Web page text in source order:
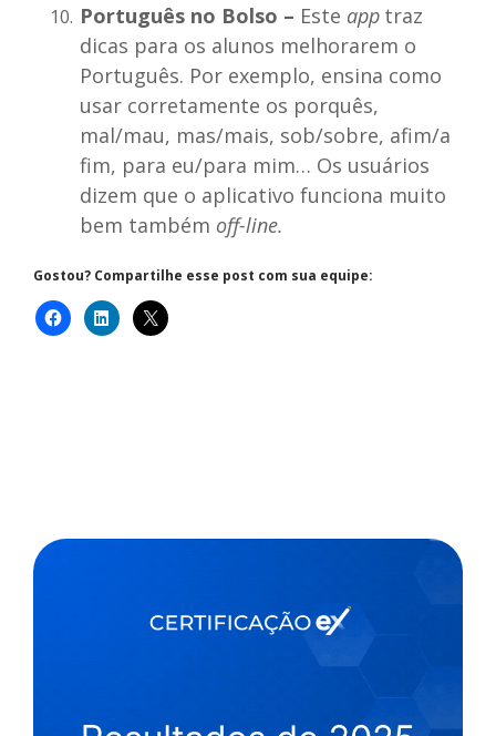
Português no Bolso – Este app traz
dicas para os alunos melhorarem o
Português. Por exemplo, ensina como
usar corretamente os porquês,
mal/mau, mas/mais, sob/sobre, afim/a
fim, para eu/para mim… Os usuários
dizem que o aplicativo funciona muito
bem também off-line.
Gostou? Compartilhe esse post com sua equipe: